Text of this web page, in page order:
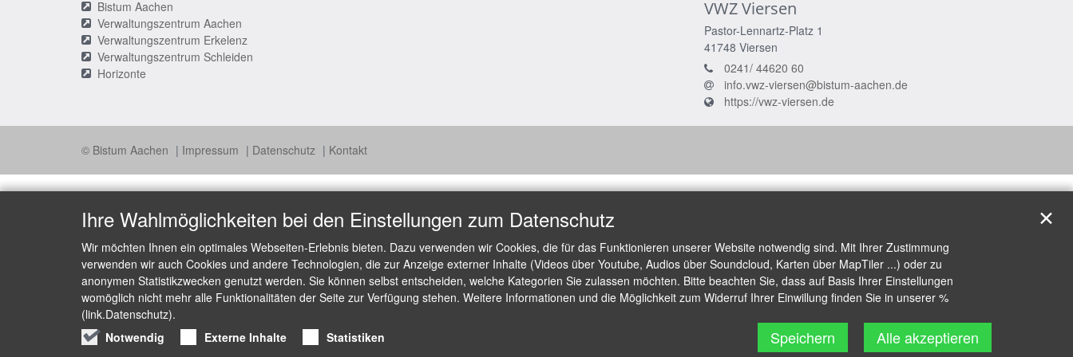
Bistum Aachen
Verwaltungszentrum Aachen
Verwaltungszentrum Erkelenz
Verwaltungszentrum Schleiden
Horizonte
VWZ Viersen
Pastor-Lennartz-Platz 1
41748 Viersen
0241/ 44620 60
info.vwz-viersen@bistum-aachen.de
https://vwz-viersen.de
© Bistum Aachen Impressum Datenschutz Kontakt
Ihre Wahlmöglichkeiten bei den Einstellungen zum Datenschutz
Wir möchten Ihnen ein optimales Webseiten-Erlebnis bieten. Dazu verwenden wir Cookies, die für das Funktionieren unserer Website notwendig sind. Mit Ihrer Zustimmung
verwenden wir auch Cookies und andere Technologien, die zur Anzeige externer Inhalte (Videos über Youtube, Audios über Soundcloud, Karten über MapTiler ...) oder zu
anonymen Statistikzwecken genutzt werden. Sie können selbst entscheiden, welche Kategorien Sie zulassen möchten. Bitte beachten Sie, dass auf Basis Ihrer Einstellungen
womöglich nicht mehr alle Funktionalitäten der Seite zur Verfügung stehen. Weitere Informationen und die Möglichkeit zum Widerruf Ihrer Einwillung finden Sie in unserer %
(link.Datenschutz).
Notwendig
Externe Inhalte Statistiken Speichern Alle akzeptieren
✕